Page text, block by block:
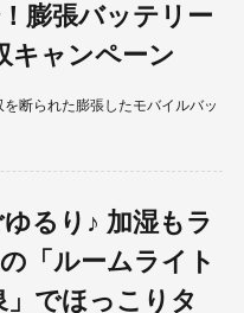
膨張バッテリー
キャンペーン
断られた膨張したモバイルバッ
るり♪ 加湿もラ
「ルームライト
でほっこりタ